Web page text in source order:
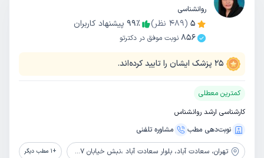
روانشناسی
5
(
489 نظر) 99٪
پیشنهاد کاربران
856 نوبت موفق در دکترتو
25 پزشک ایشان را تایید کرده‌اند.
کمترین معطلی
کارشناسی ارشد روانشناس
نوبت‌دهی مطب
مشاوره‌ تلفنی
تهران، سعادت آباد، بلوار سعادت آباد ،نبش خیابان 37 ،ساختمان پزشکان قدس ، طبقه سوم ،واحد 15، کلینیک روانشناسی تیام یار +
1 مطب دیگر